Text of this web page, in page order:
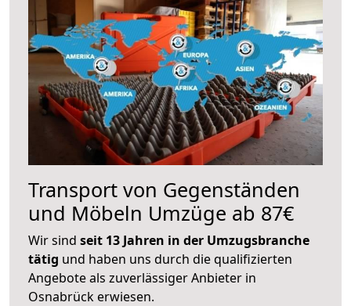
Transport von Gegenständen
und Möbeln Umzüge ab 87€
Wir sind seit 13 Jahren in der Umzugsbranche
tätig und haben uns durch die qualifizierten
Angebote als zuverlässiger Anbieter in
Osnabrück erwiesen.